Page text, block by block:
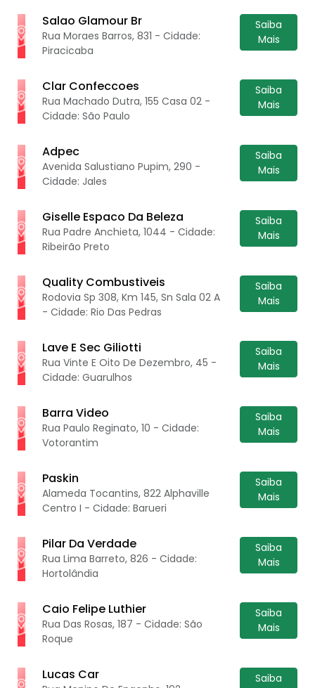
Salao Glamour Br
Rua Moraes Barros, 831 - Cidade:
Piracicaba
Saiba
Mais
Clar Confeccoes
Rua Machado Dutra, 155 Casa 02 -
Cidade: São Paulo
Saiba
Mais
Adpec
Avenida Salustiano Pupim, 290 -
Cidade: Jales
Saiba
Mais
Giselle Espaco Da Beleza
Rua Padre Anchieta, 1044 - Cidade:
Ribeirão Preto
Saiba
Mais
Quality Combustiveis
Rodovia Sp 308, Km 145, Sn Sala 02 A
- Cidade: Rio Das Pedras
Saiba
Mais
Lave E Sec Giliotti
Rua Vinte E Oito De Dezembro, 45 -
Cidade: Guarulhos
Saiba
Mais
Barra Video
Rua Paulo Reginato, 10 - Cidade:
Votorantim
Saiba
Mais
Paskin
Alameda Tocantins, 822 Alphaville
Centro I - Cidade: Barueri
Saiba
Mais
Pilar Da Verdade
Rua Lima Barreto, 826 - Cidade:
Hortolândia
Saiba
Mais
Caio Felipe Luthier
Rua Das Rosas, 187 - Cidade: São
Roque
Saiba
Mais
Lucas Car
Saiba